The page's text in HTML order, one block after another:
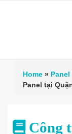
Home » Panel
Panel tại
Công